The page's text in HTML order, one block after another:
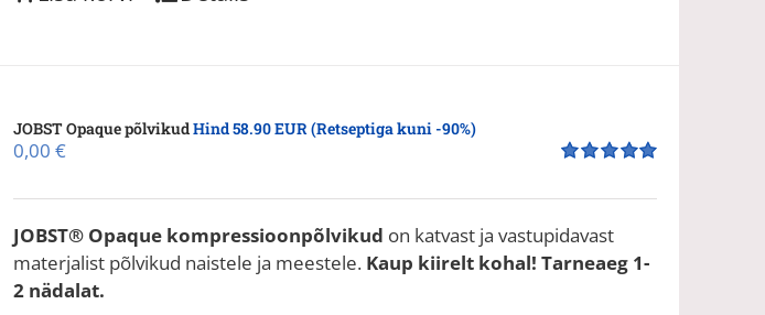
JOBST Opaque põlvikudHind 58.90 EUR (Retseptiga kuni -90%)
5.00/ 5
0,00€
JOBST® Opaque kompressioonpõlvikud on katvast ja vastupidavast
materjalist põlvikud naistele ja meestele. Kaup kiirelt kohal! Tarneaeg 1-
2 nädalat.